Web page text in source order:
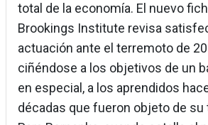
total de la economía. El nuevo
Brookings Institute revisa
actuación ante el terremoto de
ciñéndose a los objetivos de un
en especial, a los aprendidos
décadas que fueron objeto de